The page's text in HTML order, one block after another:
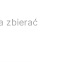
zbierać